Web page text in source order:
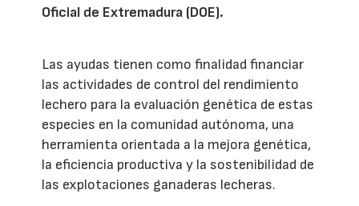
Oficial de Extremadura (DOE).
Las ayudas tienen como finalidad financiar
las actividades de control del rendimiento
lechero para la evaluación genética de estas
especies en la comunidad autónoma, una
herramienta orientada a la mejora genética,
la eficiencia productiva y la sostenibilidad de
las explotaciones ganaderas lecheras.